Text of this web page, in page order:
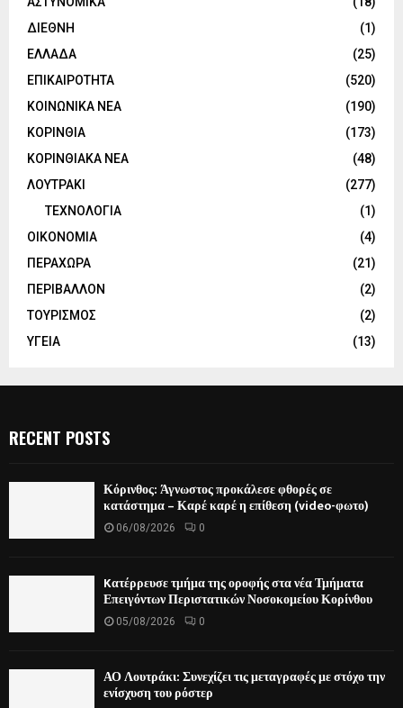
ΔΙΕΘΝΗ
(1)
ΕΛΛΑΔΑ
(25)
ΕΠΙΚΑΙΡΟΤΗΤΑ
(520)
ΚΟΙΝΩΝΙΚΑ ΝΕΑ
(190)
ΚΟΡΙΝΘΙΑ
(173)
ΚΟΡΙΝΘΙΑΚΑ ΝΕΑ
(48)
ΛΟΥΤΡΑΚΙ
(277)
ΤΕΧΝΟΛΟΓΙΑ
(1)
ΟΙΚΟΝΟΜΙΑ
(4)
ΠΕΡΑΧΩΡΑ
(21)
ΠΕΡΙΒΑΛΛΟΝ
(2)
ΤΟΥΡΙΣΜΟΣ
(2)
ΥΓΕΙΑ
(13)
RECENT POSTS
Κόρινθος: Άγνωστος προκάλεσε φθορές σε
κατάστημα – Καρέ καρέ η επίθεση (video-φωτο)
06/08/2026 0
Kατέρρευσε τμήμα της οροφής στα νέα Τμήματα
Επειγόντων Περιστατικών Νοσοκομείου Κορίνθου
05/08/2026 0
ΑΟ Λουτράκι: Συνεχίζει τις μεταγραφές με στόχο την
ενίσχυση του ρόστερ